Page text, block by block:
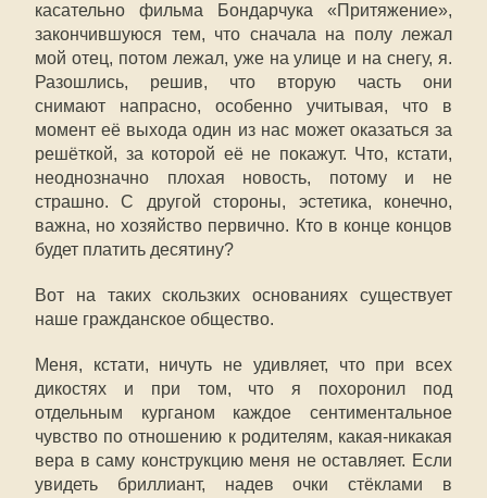
касательно фильма Бондарчука «Притяжение»,
закончившуюся тем, что сначала на полу лежал
мой отец, потом лежал, уже на улице и на снегу, я.
Разошлись, решив, что вторую часть они
снимают напрасно, особенно учитывая, что в
момент её выхода один из нас может оказаться за
решёткой, за которой её не покажут. Что, кстати,
неоднозначно плохая новость, потому и не
страшно. С другой стороны, эстетика, конечно,
важна, но хозяйство первично. Кто в конце концов
будет платить десятину?
Вот на таких скользких основаниях существует
наше гражданское общество.
Меня, кстати, ничуть не удивляет, что при всех
дикостях и при том, что я похоронил под
отдельным курганом каждое сентиментальное
чувство по отношению к родителям, какая-никакая
вера в саму конструкцию меня не оставляет. Если
увидеть бриллиант, надев очки стёклами в